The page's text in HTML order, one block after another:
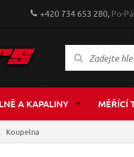
+420 734 653 280,Po-
A KAPALINY MĚŘÍCÍ
Koupelna